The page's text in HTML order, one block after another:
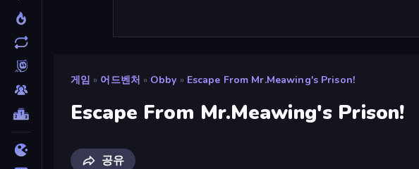
게임 » 어드벤처 » Obby » Escape From Mr.Meawing's Prison!
Escape From Mr.Meawing's Prison!
공유